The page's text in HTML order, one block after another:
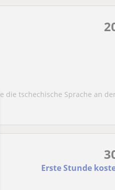
die tschechische Sprache an
Erste Stunde